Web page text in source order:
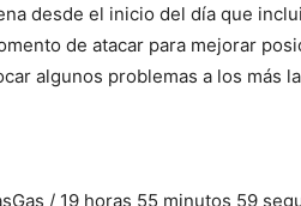
desde el inicio del día que
de atacar para mejorar
algunos problemas a los más
/ 19 horas 55 minutos 59